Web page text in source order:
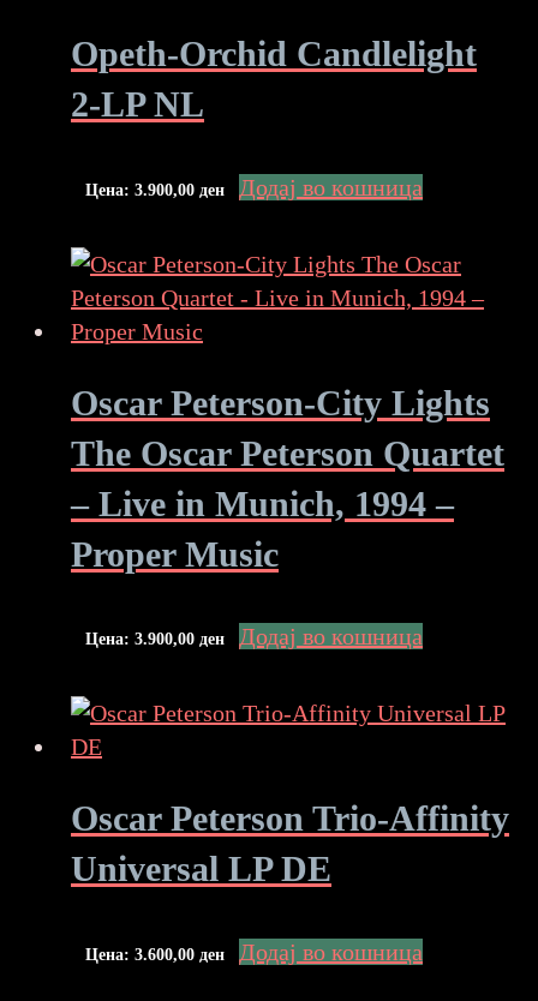
Opeth-Orchid Candlelight
2-LP NL
Цена: 3.900,00 ден Додај во кошница
Oscar Peterson-City Lights
The Oscar Peterson Quartet
– Live in Munich, 1994 –
Proper Music
Цена: 3.900,00 ден Додај во кошница
Oscar Peterson Trio-Affinity
Universal LP DE
Цена: 3.600,00 ден Додај во кошница